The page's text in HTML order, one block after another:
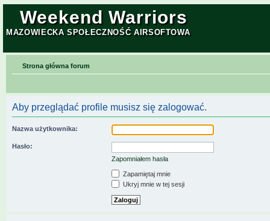
Weekend Warriors
MAZOWIECKA SPOŁECZNOŚĆ AIRSOFTOWA
Strona główna forum
Aby przeglądać profile musisz się zalogować.
Nazwa użytkownika:
Hasło:
Zapomniałem hasła
Zapamiętaj mnie
Ukryj mnie w tej sesji